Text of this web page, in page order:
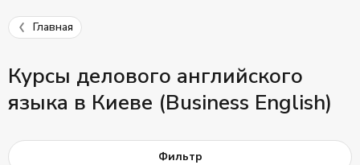
Главная
Курсы делового английского
языка в Киеве (Business English)
Фильтр